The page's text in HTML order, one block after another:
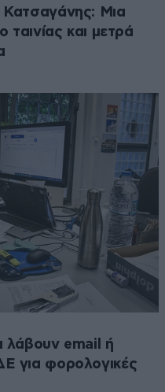
Μια
ταινίας και μετρά
λάβουν email ή
για φορολογικές